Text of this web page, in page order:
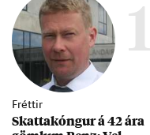
1
Fréttir
Skattakóng­ur á 42 ára